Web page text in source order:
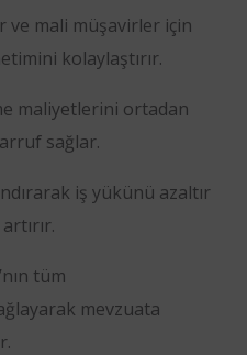
ve mali müşavirler için
kolaylaştırır.
maliyetlerini ortadan
sağlar.
iş yükünü azaltır
tüm
mevzuata